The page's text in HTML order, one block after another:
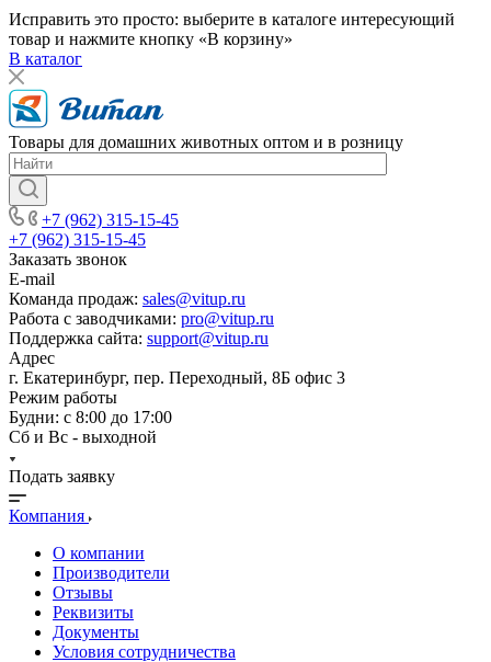
Исправить это просто: выберите в каталоге интересующий
товар и нажмите кнопку «В корзину»
В каталог
Товары для домашних животных оптом и в розницу
+7 (962) 315-15-45
+7 (962) 315-15-45
Заказать звонок
E-mail
Команда продаж: sales@vitup.ru
Работа с заводчиками: pro@vitup.ru
Поддержка сайта: support@vitup.ru
Адрес
г. Екатеринбург, пер. Переходный, 8Б офис 3
Режим работы
Будни: с 8:00 до 17:00
Сб и Вс - выходной
Подать заявку
Компания
О компании
Производители
Отзывы
Реквизиты
Документы
Условия сотрудничества